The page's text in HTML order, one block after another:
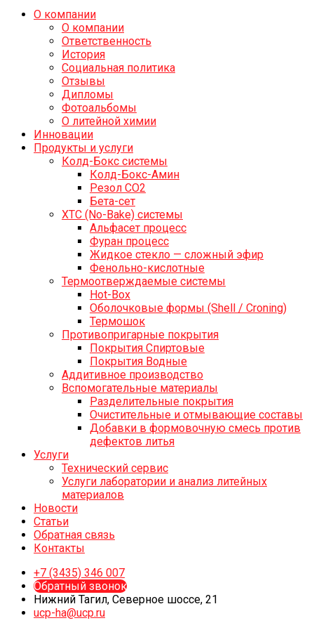
О компании
О компании
Ответственность
История
Социальная политика
Отзывы
Дипломы
Фотоальбомы
О литейной химии
Инновации
Продукты и услуги
Колд-Бокс системы
Колд-Бокс-Амин
Резол СО2
Бета-сет
ХТС (No-Bake) системы
Альфасет процесс
Фуран процесс
Жидкое стекло — сложный эфир
Фенольно-кислотные
Термоотверждаемые системы
Hot-Box
Оболочковые формы (Shell / Croning)
Термошок
Противопригарные покрытия
Покрытия Спиртовые
Покрытия Водные
Аддитивное производство
Вспомогательные материалы
Разделительные покрытия
Очистительные и отмывающие составы
Добавки в формовочную смесь против
дефектов литья
Услуги
Технический сервис
Услуги лаборатории и анализ литейных
материалов
Новости
Статьи
Обратная связь
Контакты
+7 (3435) 346 007
Обратный звонок
Нижний Тагил, Северное шоссе, 21
ucp-ha@ucp.ru